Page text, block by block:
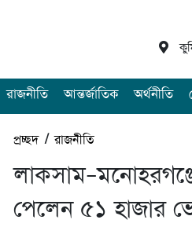
রাজনীতি আন্তর্জাতিক অর্থনীতি
প্রচ্ছদ/রাজনীতি
পেলেন ৫১ হাজার